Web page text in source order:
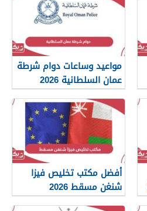
مواعيد وساعات دوام شرطة
عمان السلطانية 2026
أفضل مكتب تخليص فيزا
شنغن مسقط 2026